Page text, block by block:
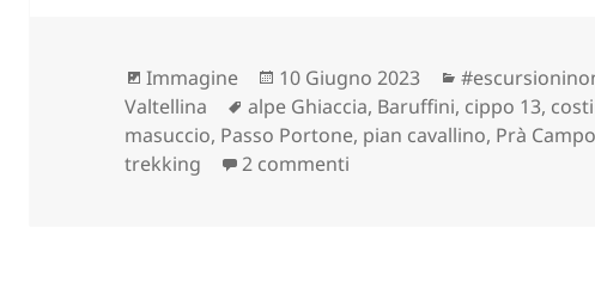
Formato
Immagine
Scritto
il
10 Giugno 2023 Categorie
Valtellina
Tag
alpe Ghiaccia, Baruffini, cippo 13,
masuccio, Passo Portone, pian cavallino, Prà Campo
trekking
2 commenti